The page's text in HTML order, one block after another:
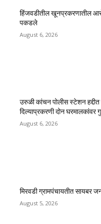
हिंजवडीतील खूनप्रकरणातील
पकडले
August 6, 2026
उरुळी कांचन पोलीस स्टेशन हद्दीत
दिल्याप्रकरणी दोन घरमालकांवर
August 6, 2026
मिरवडी ग्रामपंचायतीत सायबर
August 5, 2026